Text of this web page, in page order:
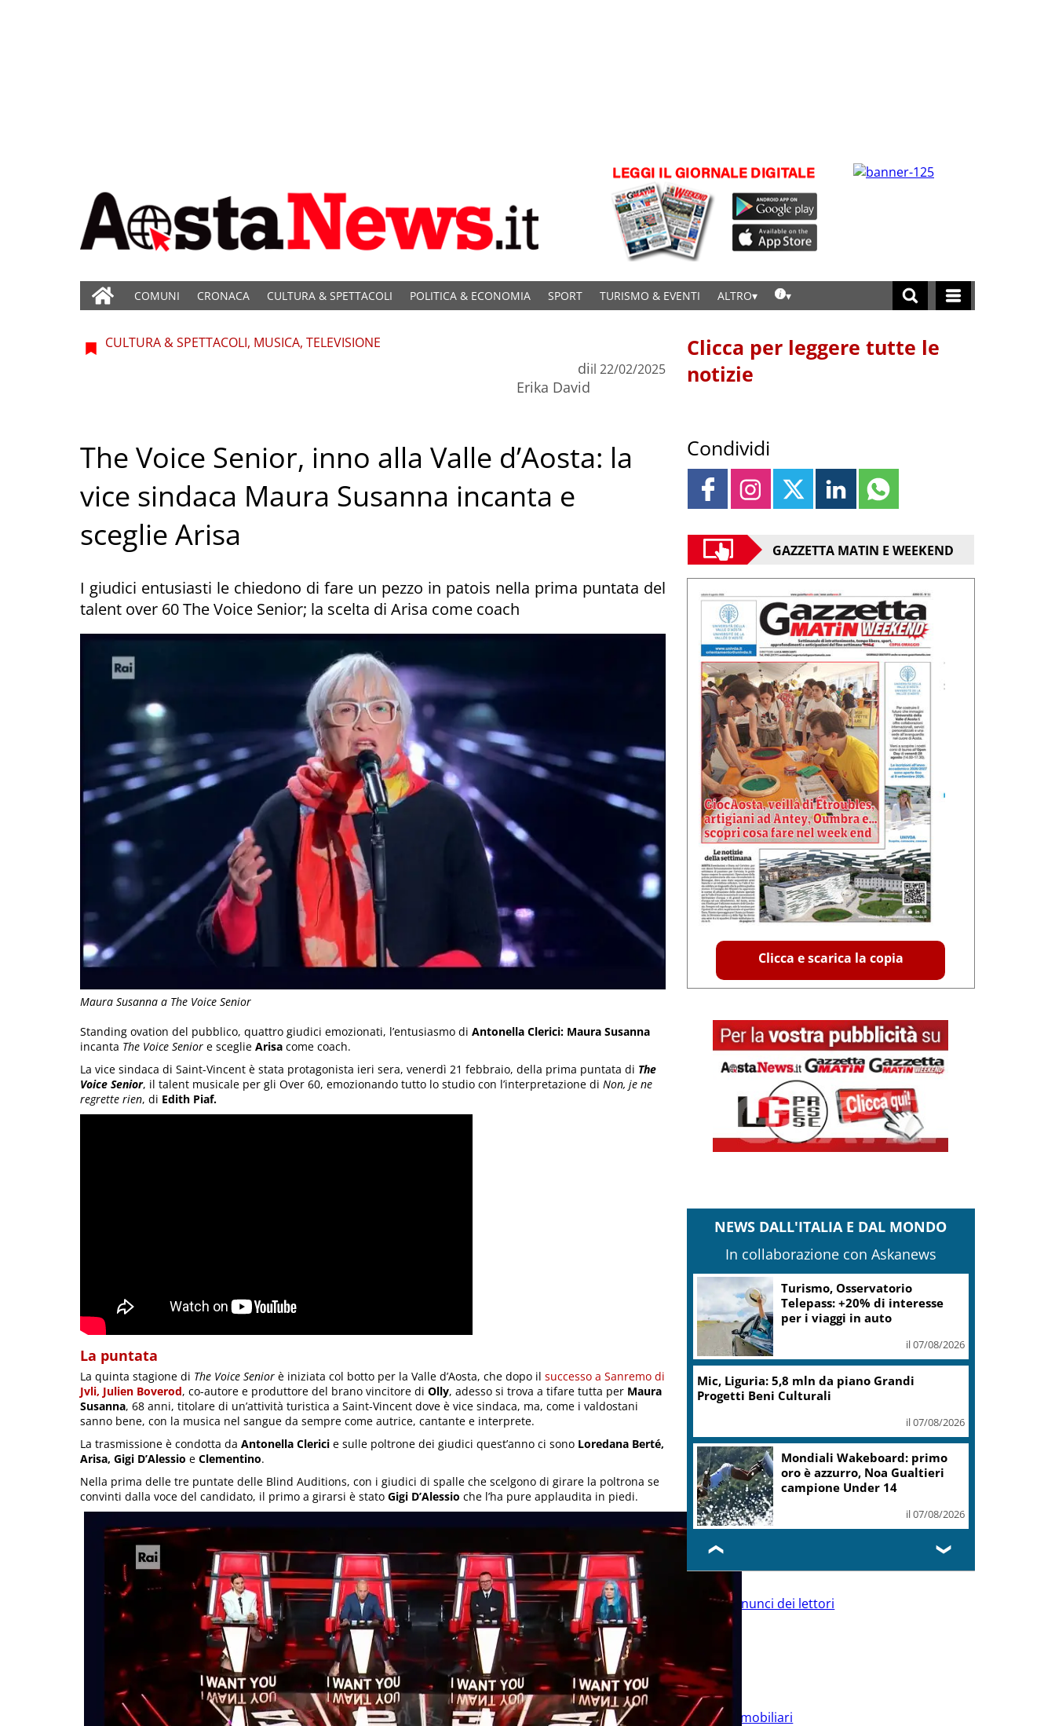
COMUNI CRONACA CULTURA & SPETTACOLI POLITICA & ECONOMIA SPORT TURISMO & EVENTI ALTRO
Maura Susanna a The Voice Senior
CULTURA & SPETTACOLI, MUSICA, TELEVISIONE
di
Erika David
il 22/02/2025
The Voice Senior, inno alla Valle d’Aosta: la
vice sindaca Maura Susanna incanta e
sceglie Arisa
I giudici entusiasti le chiedono di fare un pezzo in patois nella prima puntata del
talent over 60 The Voice Senior; la scelta di Arisa come coach
Standing ovation del pubblico, quattro giudici emozionati, l’entusiasmo di Antonella Clerici: Maura Susanna
incanta The Voice Senior e sceglie Arisa come coach.
La vice sindaca di Saint-Vincent è stata protagonista ieri sera, venerdì 21 febbraio, della prima puntata di The
Voice Senior, il talent musicale per gli Over 60, emozionando tutto lo studio con l’interpretazione di Non, je ne
regrette rien, di Edith Piaf.
La puntata
La quinta stagione di The Voice Senior è iniziata col botto per la Valle d’Aosta, che dopo il successo a Sanremo di
Jvli, Julien Boverod, co-autore e produttore del brano vincitore di Olly, adesso si trova a tifare tutta per Maura
Susanna, 68 anni, titolare di un’attività turistica a Saint-Vincent dove è vice sindaca, ma, come i valdostani
sanno bene, con la musica nel sangue da sempre come autrice, cantante e interprete.
La trasmissione è condotta da Antonella Clerici e sulle poltrone dei giudici quest’anno ci sono Loredana Berté,
Arisa, Gigi D’Alessio e Clementino.
Nella prima delle tre puntate delle Blind Auditions, con i giudici di spalle che scelgono di girare la poltrona se
convinti dalla voce del candidato, il primo a girarsi è stato Gigi D’Alessio che l’ha pure applaudita in piedi.
Clicca per leggere tutte le
notizie
Condividi
GAZZETTA MATIN E WEEKEND
Clicca e scarica la copia
NEWS DALL'ITALIA E DAL MONDO
In collaborazione con Askanews
Marcinelle, Manildo: tragedia che richiama
garanzia sicurezza
Province, Braidotti (Pd): per Friuli continua
la presa in giro
il 07/08/2026
R.Fvg, Lenarduzzi (Pd): svolta immediata
contro declino
❮ ❯